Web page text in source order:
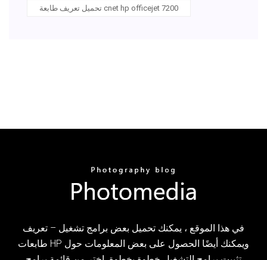
تحميل تعريف طابعة cnet hp officejet 7200
في هذا الموقع ، يمكنك تحميل بعض برامج تشغيل – تعريف
طابعات HP ويمكنك أيضًا الحصول على بعض المعلومات حول